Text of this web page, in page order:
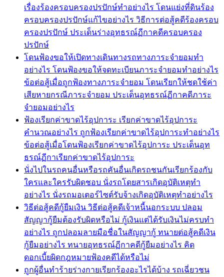
เรื่องร้องครอบครองปรปักษ์ทำอย่างไร โดนแย่งที่ดินร้อง
ครอบครองปรปักษ์แก้ไขอย่างไร วิธีการต่อสู้คดีร้องครอบ
ครองปรปักษ์ ประเด็นร่างอุทธรณ์ฏีกาคดีครอบครอง
ปรปักษ์
โดนฟ้องขอให้เปิดทางเดินทางรถทางภาระจำยอมทำ
อย่างไร โดนฟ้องขอให้จดทะเบียนภาระจำยอมทำอย่างไร
ข้อต่อสู้เมื่อถูกฟ้องทางภาระจำยอม โดนเรียกให้ชดใช้ค่า
เสียหายกรณีภาระจำยอม ประเด็นอุทธรณ์ฏีกาคดีภาระ
จำยอมอย่างไร
ฟ้องเรียกค่าขาดไร้อุปการะ เรียกค่าขาดไร้อุปการะ
คำนวณอย่างไร ถูกฟ้องเรียกค่าขาดไร้อุปการะทำอย่างไร
ข้อต่อสู้เมื่อโดนฟ้องเรียกค่าขาดไร้อุปการะ ประเด็นอุท
ธรณ์ฏีกาเรียกค่าขาดไร้อุปการะ
นั่งไปในรถคนอื่นหรือรถคันอื่นเกิดรถชนกันเรียกร้องกับ
ใครและใครรับผิดชอบ นั่งรถโดยสารเกิดอุบัติเหตุทำ
อย่างไร นั่งรถมอเตอร์ไซต์รับจ้างเกิดอุบัติเหตุทำอย่างไร
วิธีต่อสู้คดีกู้ยืมเงิน วิธีต่อสู้คดีเจ้าหนี้นอกระบบ ปลอม
สัญญากู้ยืมต้องรับผิดหรือไม่ กู้เงินแต่ได้รับเงินไม่ครบทำ
อย่างไร ถูกปลอมลายมือชื่อในสัญญากู้ ทนายต่อสู้คดีเงิน
กู้ยืมอย่างไร ทนายอุทธรณ์ฏีกาคดีกู้ยืมอย่างไร คิด
ดอกเบี้ยผิดกฎหมายฟ้องคดีได้หรือไม่
ถูกผู้อื่นทำร้ายร่างกายเรียกร้องอะไรได้บ้าง รถเฉี่ยวชน